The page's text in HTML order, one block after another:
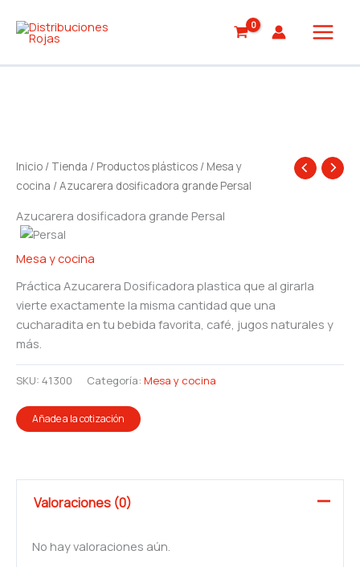
contenido
Inicio / Tienda / Productos plásticos / Mesa y
cocina / Azucarera dosificadora grande Persal
Azucarera dosificadora grande Persal
Mesa y cocina
Práctica Azucarera Dosificadora plastica que al girarla
vierte exactamente la misma cantidad que una
cucharadita en tu bebida favorita, café, jugos naturales y
más.
SKU: 41300 Categoría: Mesa y cocina
Añade a la cotización
Valoraciones (0)
No hay valoraciones aún.